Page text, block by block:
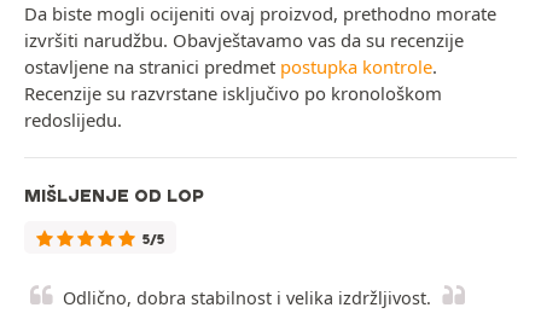
Da biste mogli ocijeniti ovaj proizvod, prethodno morate
izvršiti narudžbu. Obavještavamo vas da su recenzije
ostavljene na stranici predmet postupka kontrole.
Recenzije su razvrstane isključivo po kronološkom
redoslijedu.
MIŠLJENJE OD LOP
5/5
Odlično, dobra stabilnost i velika izdržljivost.